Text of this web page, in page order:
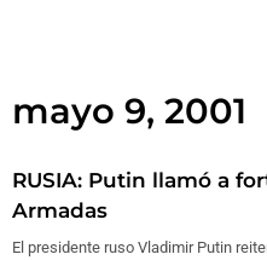
mayo 9, 2001
RUSIA: Putin llamó a
Armadas
El presidente ruso Vladimir Putin